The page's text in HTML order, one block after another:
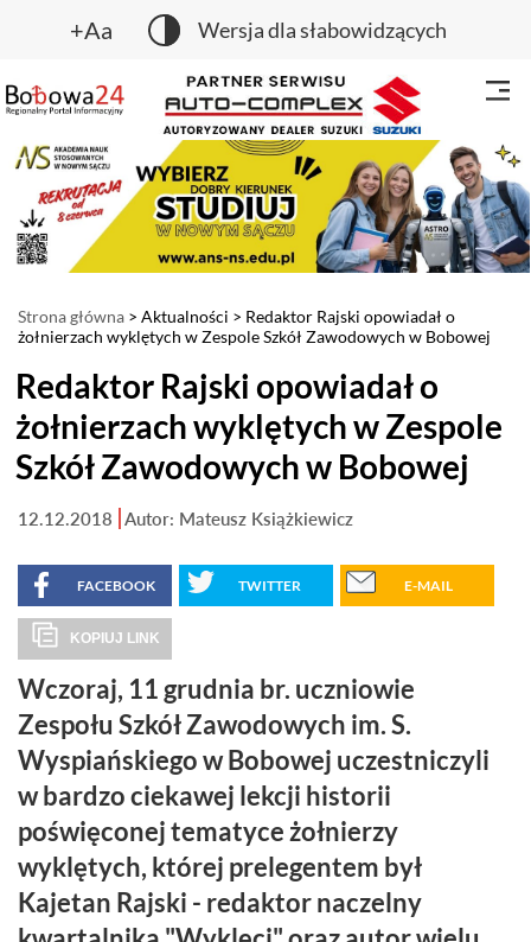
+Aa Wersja dla słabowidzących
Strona główna > Aktualności > Redaktor Rajski opowiadał o
żołnierzach wyklętych w Zespole Szkół Zawodowych w Bobowej
Redaktor Rajski opowiadał o
żołnierzach wyklętych w Zespole
Szkół Zawodowych w Bobowej
12.12.2018 Autor: Mateusz Książkiewicz
FACEBOOK TWITTER E-MAIL
KOPIUJ LINK
Wczoraj, 11 grudnia br. uczniowie
Zespołu Szkół Zawodowych im. S.
Wyspiańskiego w Bobowej uczestniczyli
w bardzo ciekawej lekcji historii
poświęconej tematyce żołnierzy
wyklętych, której prelegentem był
Kajetan Rajski - redaktor naczelny